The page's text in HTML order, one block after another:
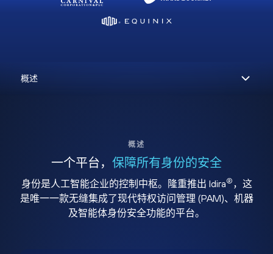
概述
一个平台， 保障所有身份的安全
身份是人工智能企业的控制中枢。隆重推出 Idira® ，这
是唯一一款无缝集成了现代特权访问管理 (PAM)、机器
及智能体身份安全功能的平台。